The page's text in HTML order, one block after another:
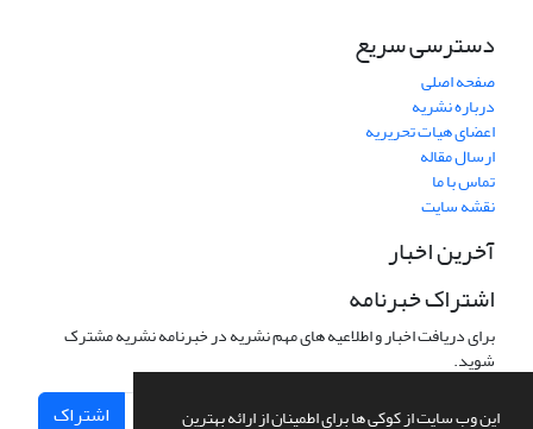
این وب سایت از کوکی ها برای اطمینان از ارائه بهترین
دسترسی سریع
صفحه اصلی
درباره نشریه
اعضای هیات تحریریه
ارسال مقاله
تماس با ما
نقشه سایت
آخرین اخبار
اشتراک خبرنامه
برای دریافت اخبار و اطلاعیه های مهم نشریه در خبرنامه نشریه مشترک
شوید.
اشتراک